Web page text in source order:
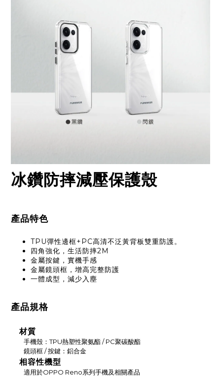
冰鑽防摔減壓保護殼
產品特色
TPU彈性邊框+PC高清不泛黃背板雙重防護。
四角強化，生活防摔2M
金屬按鍵，實機手感
金屬鏡頭框，增高完整防護
一體成型，減少入塵
產品規格
材質
手機殼：TPU熱塑性聚氨酯 / PC聚碳酸酯
鏡頭框 / 按鍵：鋁合金
相容性機型
適用於OPPO Reno系列手機及相關產品